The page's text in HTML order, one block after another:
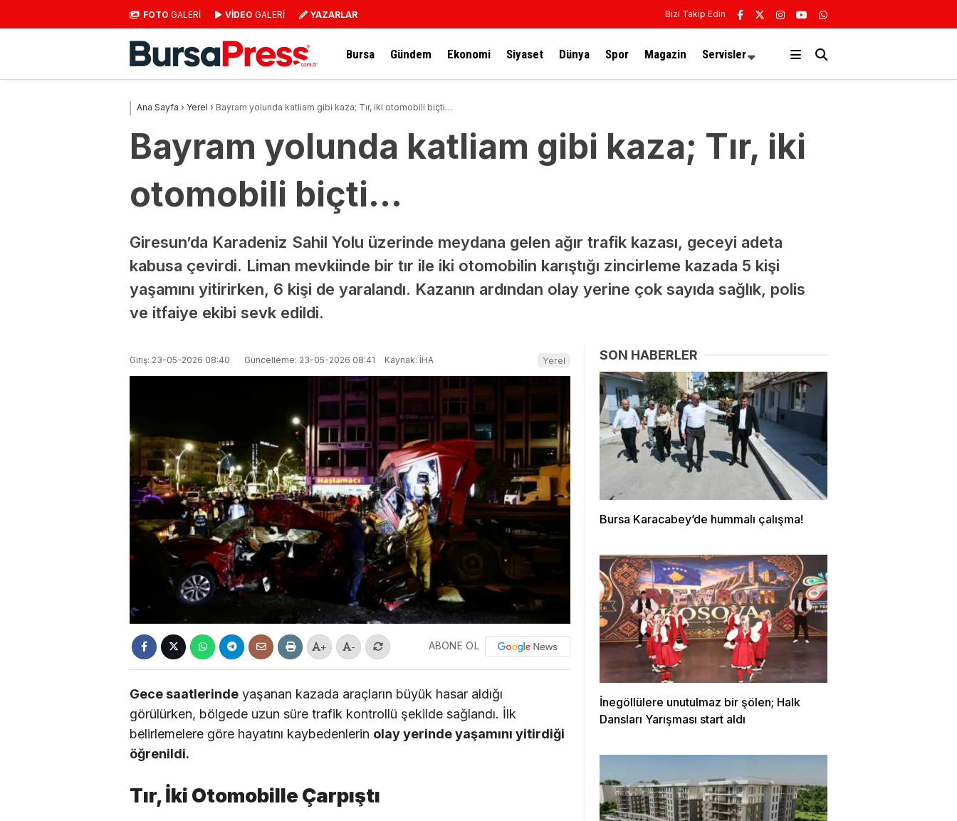
FOTO GALERİ VİDEO GALERİ YAZARLAR Bizi Takip Edin
Bursa Gündem Ekonomi Siyaset Dünya Spor Magazin Servisler
Ana Sayfa › Yerel › Bayram yolunda katliam gibi kaza; Tır, iki otomobili biçti…
Bayram yolunda katliam gibi kaza; Tır, iki
otomobili biçti…
Giresun’da Karadeniz Sahil Yolu üzerinde meydana gelen ağır trafik kazası, geceyi adeta
kabusa çevirdi. Liman mevkiinde bir tır ile iki otomobilin karıştığı zincirleme kazada 5 kişi
yaşamını yitirirken, 6 kişi de yaralandı. Kazanın ardından olay yerine çok sayıda sağlık, polis
ve itfaiye ekibi sevk edildi.
Giriş: 23-05-2026 08:40 Güncelleme: 23-05-2026 08:41 Kaynak: İHA Yerel
+ - ABONE OL
Gece saatlerinde yaşanan kazada araçların büyük hasar aldığı
görülürken, bölgede uzun süre trafik kontrollü şekilde sağlandı. İlk
belirlemelere göre hayatını kaybedenlerin olay yerinde yaşamını yitirdiği
öğrenildi.
Tır, İki Otomobille Çarpıştı
SON HABERLER
Bursa Karacabey’de hummalı çalışma!
İnegöllülere unutulmaz bir şölen; Halk
Dansları Yarışması start aldı